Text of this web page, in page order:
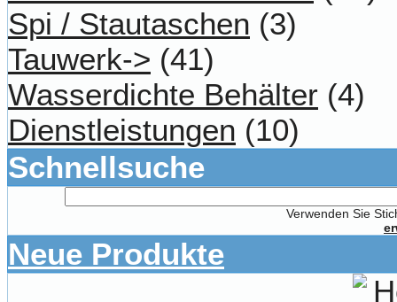
Spi / Stautaschen (3)
Tauwerk-> (41)
Wasserdichte Behälter (4)
Dienstleistungen (10)
Schnellsuche
Verwenden Sie
Neue Produkte